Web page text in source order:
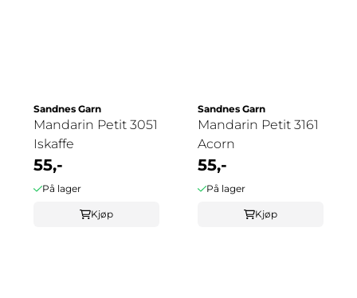
Sandnes Garn
Mandarin Petit 3051
Iskaffe
55,-
På lager
Kjøp
Sandnes Garn
Mandarin Petit 3161
Acorn
55,-
På lager
Kjøp